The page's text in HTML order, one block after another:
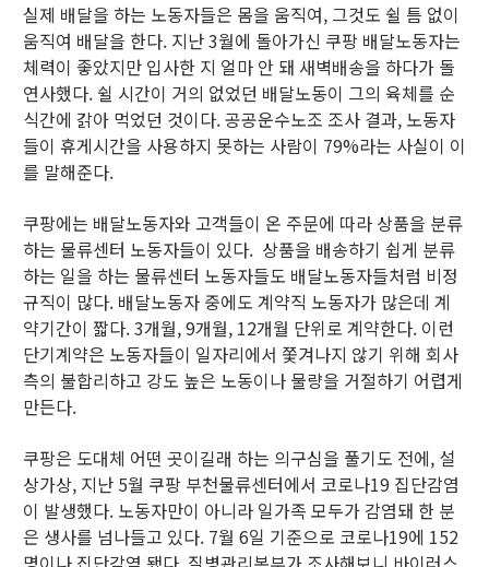
실제 배달을 하는 노동자들은 몸을 움직여, 그것도 쉴 틈 없이
움직여 배달을 한다. 지난 3월에 돌아가신 쿠팡 배달노동자는
체력이 좋았지만 입사한 지 얼마 안 돼 새벽배송을 하다가 돌
연사했다. 쉴 시간이 거의 없었던 배달노동이 그의 육체를 순
식간에 갉아 먹었던 것이다. 공공운수노조 조사 결과, 노동자
들이 휴게시간을 사용하지 못하는 사람이 79%라는 사실이 이
를 말해준다.
쿠팡에는 배달노동자와 고객들이 온 주문에 따라 상품을 분류
하는 물류센터 노동자들이 있다. 상품을 배송하기 쉽게 분류
하는 일을 하는 물류센터 노동자들도 배달노동자들처럼 비정
규직이 많다. 배달노동자 중에도 계약직 노동자가 많은데 계
약기간이 짧다. 3개월, 9개월, 12개월 단위로 계약한다. 이런
단기계약은 노동자들이 일자리에서 쫓겨나지 않기 위해 회사
측의 불합리하고 강도 높은 노동이나 물량을 거절하기 어렵게
만든다.
쿠팡은 도대체 어떤 곳이길래 하는 의구심을 풀기도 전에, 설
상가상, 지난 5월 쿠팡 부천물류센터에서 코로나19 집단감염
이 발생했다. 노동자만이 아니라 일가족 모두가 감염돼 한 분
은 생사를 넘나들고 있다. 7월 6일 기준으로 코로나19에 152